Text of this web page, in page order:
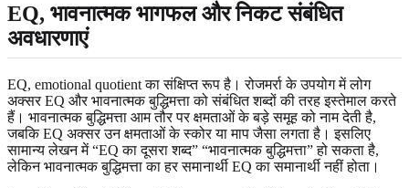
EQ, भावनात्मक भागफल और निकट संबंधित
अवधारणाएं
EQ, emotional quotient का संक्षिप्त रूप है। रोजमर्रा के उपयोग में लोग
अक्सर EQ और भावनात्मक बुद्धिमत्ता को संबंधित शब्दों की तरह इस्तेमाल करते
हैं। भावनात्मक बुद्धिमत्ता आम तौर पर क्षमताओं के बड़े समूह को नाम देती है,
जबकि EQ अक्सर उन क्षमताओं के स्कोर या माप जैसा लगता है। इसलिए
सामान्य लेखन में “EQ का दूसरा शब्द” “भावनात्मक बुद्धिमत्ता” हो सकता है,
लेकिन भावनात्मक बुद्धिमत्ता का हर समानार्थी EQ का समानार्थी नहीं होता।